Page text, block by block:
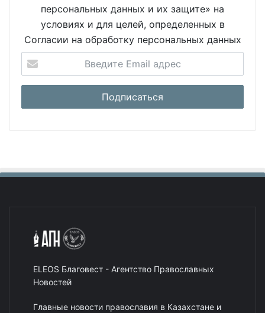
персональных данных и их защите» на
условиях и для целей, определенных в
Согласии на обработку персональных данных
ELEOS Благовест - Агентство Православных
Новостей
Главные новости православия в Казахстане и